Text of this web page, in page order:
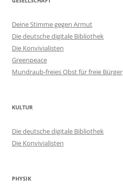
Deine Stimme gegen Armut
Die deutsche digitale Bibliothek
Die Konvivialisten
Greenpeace
Mundraub-freies Obst für freie Bürger
KULTUR
Die deutsche digitale Bibliothek
Die Konvivialisten
PHYSIK